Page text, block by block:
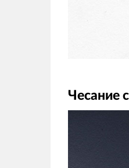
Чесание